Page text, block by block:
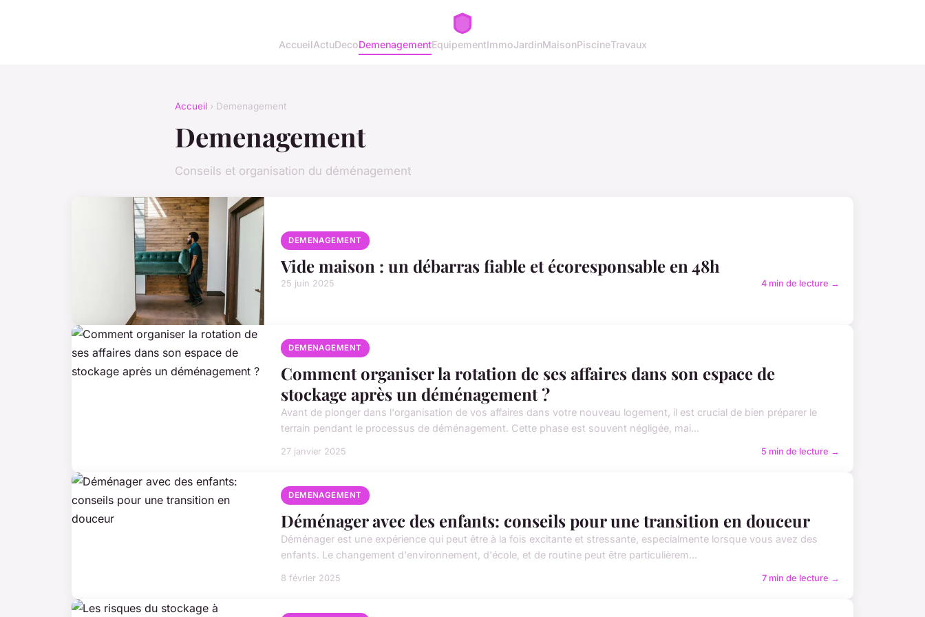
AccueilActuDecoDemenagementEquipementImmoJardinMaisonPiscineTravaux
Accueil › Demenagement
Demenagement
Conseils et organisation du déménagement
DEMENAGEMENT
Vide maison : un débarras fiable et écoresponsable en 48h
25 juin 2025 4 min de lecture →
DEMENAGEMENT
Comment organiser la rotation de ses affaires dans son espace de
stockage après un déménagement ?
Avant de plonger dans l'organisation de vos affaires dans votre nouveau logement, il est crucial de bien préparer le
terrain pendant le processus de déménagement. Cette phase est souvent négligée, mai...
27 janvier 2025 5 min de lecture →
DEMENAGEMENT
Déménager avec des enfants: conseils pour une transition en douceur
Déménager est une expérience qui peut être à la fois excitante et stressante, especialmente lorsque vous avez des
enfants. Le changement d'environnement, d'école, et de routine peut être particulièrem...
8 février 2025 7 min de lecture →